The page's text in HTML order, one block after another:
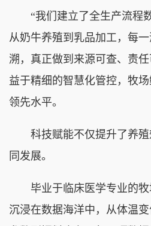
“我们建立了全生产流程数
从奶牛养殖到乳品加工，每
溯，真正做到来源可查、责
益于精细的智慧化管控，牧
领先水平。
科技赋能不仅提升了养殖
同发展。
毕业于临床医学专业的牧
沉浸在数据海洋中，从体温